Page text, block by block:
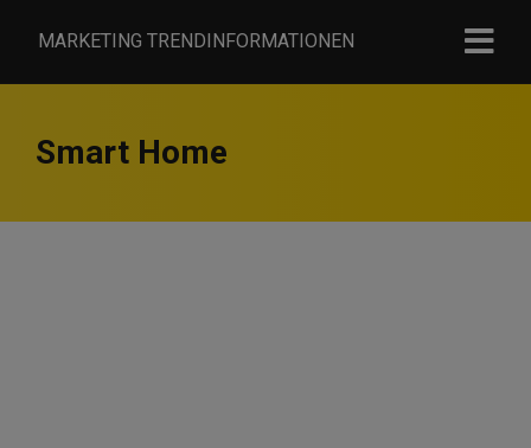
MARKETING TRENDINFORMATIONEN
Smart Home